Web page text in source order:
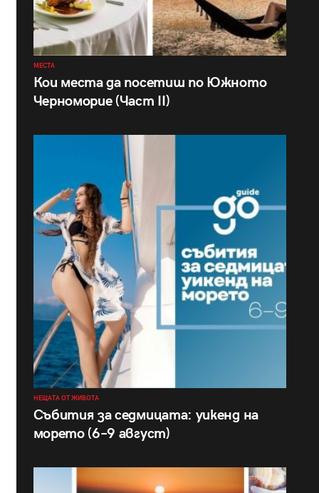
МЕСТА
Кои места да посетиш по Южното
Черноморие (Част II)
НЕЩАТА ОТ ЖИВОТА
Събития за седмицата: уикенд на
морето (6–9 август)